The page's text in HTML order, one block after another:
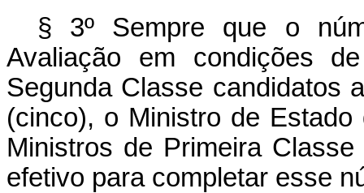
§ 3º Sempre que o
Avaliação em condições
Segunda Classe candidatos
(cinco), o Ministro de
Ministros de Primeira
efetivo para completar esse